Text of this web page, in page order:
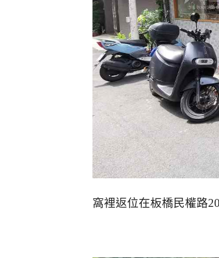
窩裡返位在板橋民權路